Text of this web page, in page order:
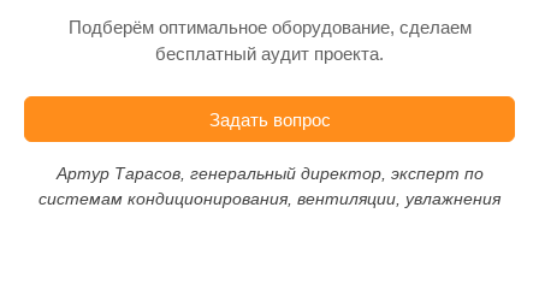
Подберём оптимальное оборудование, сделаем
бесплатный аудит проекта.
Задать вопрос
Артур Тарасов, генеральный директор, эксперт по
системам кондиционирования, вентиляции, увлажнения